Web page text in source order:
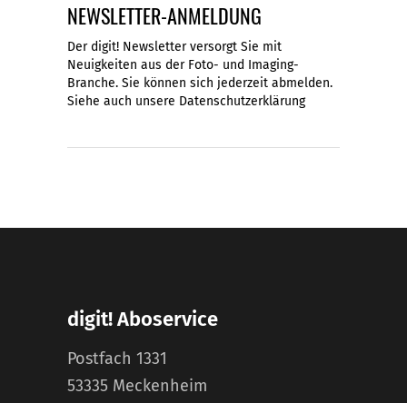
NEWSLETTER-ANMELDUNG
Der digit! Newsletter versorgt Sie mit
Neuigkeiten aus der Foto- und Imaging-
Branche. Sie können sich jederzeit abmelden.
Siehe auch unsere Datenschutzerklärung
digit! Aboservice
Postfach 1331
53335 Meckenheim